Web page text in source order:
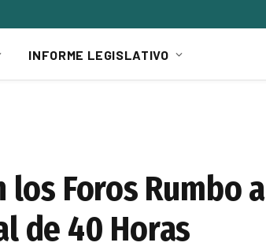
INFORME LEGISLATIVO
Foros Rumbo a
de 40 Horas